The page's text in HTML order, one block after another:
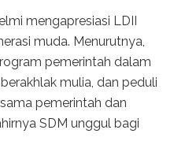
mengapresiasi LDII
muda. Menurutnya,
pemerintah dalam
mulia, dan peduli
pemerintah dan
SDM unggul bagi